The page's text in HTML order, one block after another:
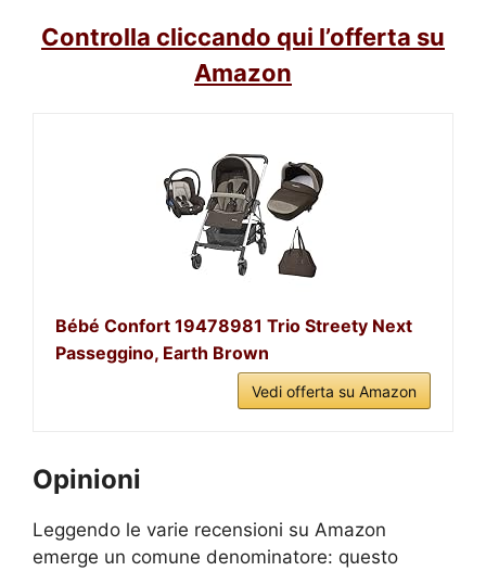
Controlla cliccando qui l’offerta su
Amazon
Bébé Confort 19478981 Trio Streety Next
Passeggino, Earth Brown
Vedi offerta su Amazon
Opinioni
Leggendo le varie recensioni su Amazon
emerge un comune denominatore: questo